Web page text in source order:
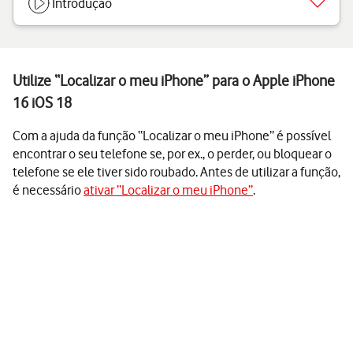
Introdução
Utilize “Localizar o meu iPhone” para o Apple iPhone
16 iOS 18
Com a ajuda da função “Localizar o meu iPhone” é possível
encontrar o seu telefone se, por ex., o perder, ou bloquear o
telefone se ele tiver sido roubado. Antes de utilizar a função,
é necessárioativar “Localizar o meu iPhone”.